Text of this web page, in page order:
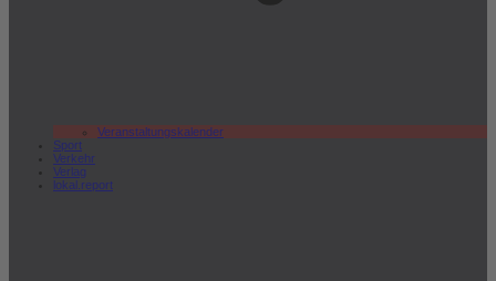
Veranstaltungskalender
Sport
Verkehr
Verlag
lokal.report